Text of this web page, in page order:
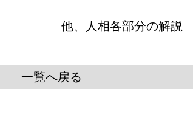
他、人相各部分の解説
一覧へ戻る